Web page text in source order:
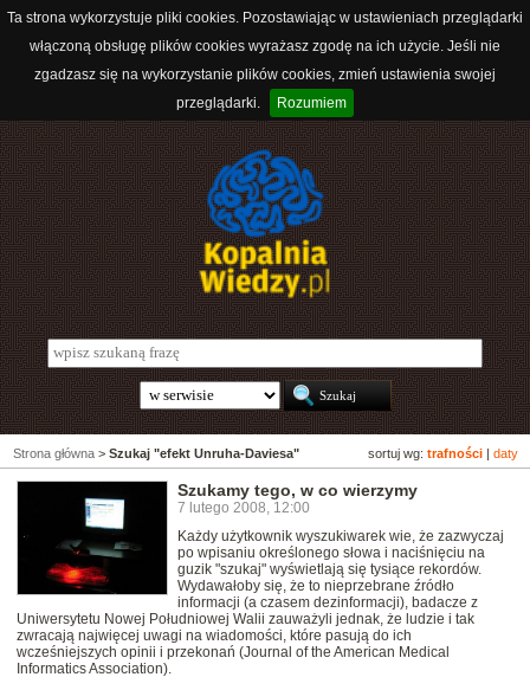
Ta strona wykorzystuje pliki cookies. Pozostawiając w ustawieniach przeglądarki
włączoną obsługę plików cookies wyrażasz zgodę na ich użycie. Jeśli nie
zgadzasz się na wykorzystanie plików cookies, zmień ustawienia swojej
przeglądarki.
Rozumiem
sortuj wg: trafności daty
Strona główna > Szukaj "efekt Unruha-Daviesa"
Szukamy tego, w co wierzymy
7 lutego 2008, 12:00
Każdy użytkownik wyszukiwarek wie, że zazwyczaj
po wpisaniu określonego słowa i naciśnięciu na
guzik "szukaj" wyświetlają się tysiące rekordów.
Wydawałoby się, że to nieprzebrane źródło
informacji (a czasem dezinformacji), badacze z
Uniwersytetu Nowej Południowej Walii zauważyli jednak, że ludzie i tak
zwracają najwięcej uwagi na wiadomości, które pasują do ich
wcześniejszych opinii i przekonań (Journal of the American Medical
Informatics Association).